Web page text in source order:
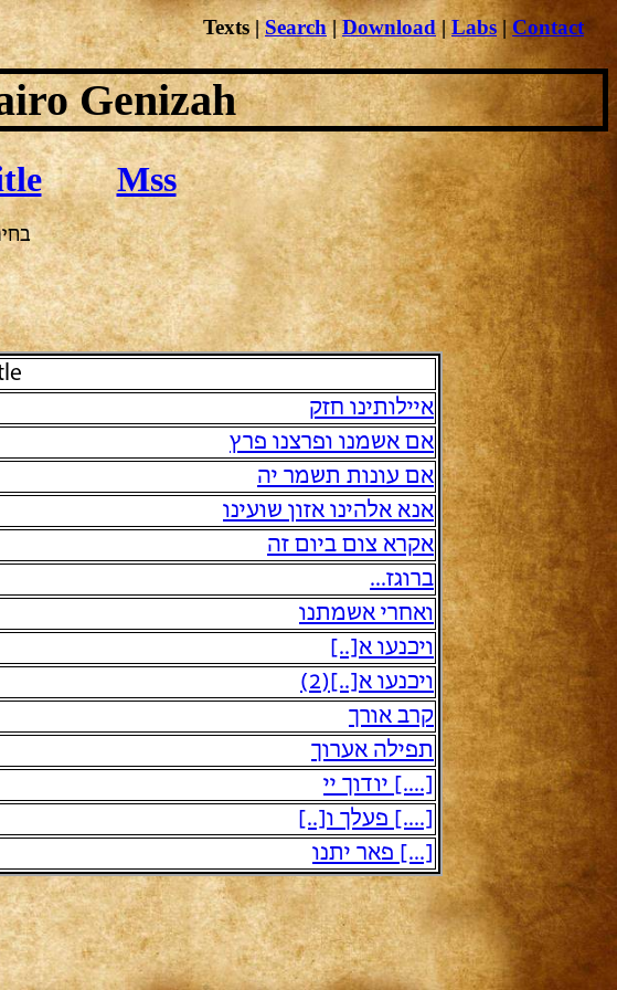
Genizah
Mss
איילותינו חזק
אם אשמנו ופרצנו פרץ
אם עונות תשמר יה
אנא אלהינו אזון שועינו
אקרא צום ביום זה
ברוגז...
ואחרי אשמתנו
ויכנעו א[..]
ויכנעו א[..](2)
קרב אורך
תפילה אערוך
[....] יודוך יי
[....] פעלך ו[..]
[...] פאר יתנו
Texts|Search|Download|Labs | Contact